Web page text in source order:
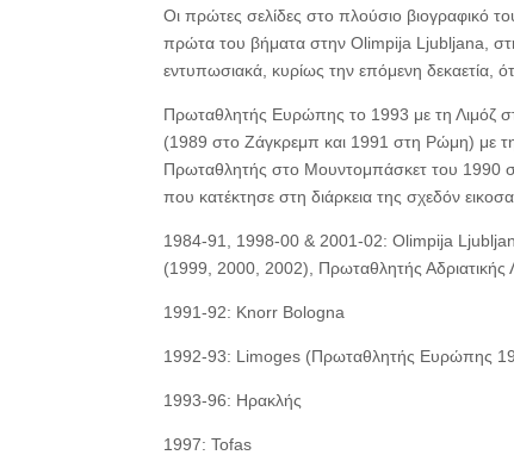
Οι πρώτες σελίδες στο πλούσιο βιογραφικό
πρώτα του βήματα στην Olimpija Ljubljana,
εντυπωσιακά, κυρίως την επόμενη δεκαετία,
Πρωταθλητής Ευρώπης το 1993 με τη Λιμόζ
(1989 στο Ζάγκρεμπ και 1991 στη Ρώμη) με
Πρωταθλητής στο Μουντομπάσκετ του 1990
που κατέκτησε στη διάρκεια της σχεδόν
1984-91, 1998-00 & 2001-02: Olimpija
(1999, 2000, 2002), Πρωταθλητής Αδριατικής
1991-92: Knorr Bologna
1992-93: Limoges (Πρωταθλητής Ευρώπης
1993-96: Ηρακλής
1997: Tofas